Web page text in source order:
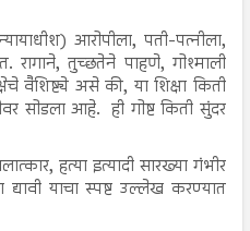
आरोपीला, पती-पत्नीला,
रागाने, तुच्छतेने पाहणे, गोश्माली
वैशिष्ट्ये असे की, या शिक्षा किती
सोडला आहे. ही गोष्ट किती सुंदर
हत्या इत्यादी सारख्या गंभीर
याचा स्पष्ट उल्लेख करण्यात